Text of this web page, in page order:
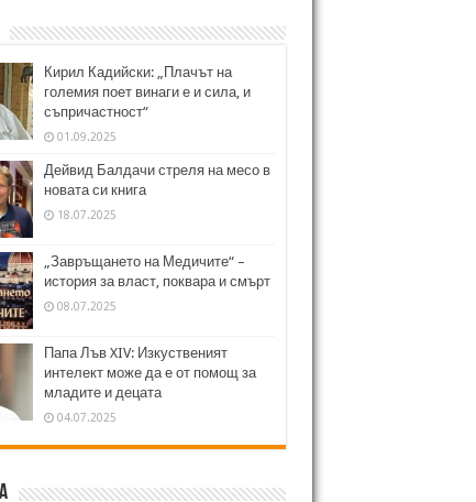
Кирил Кадийски: „Плачът на
големия поет винаги е и сила, и
съпричастност“
01.09.2025
Дейвид Балдачи стреля на месо в
новата си книга
18.07.2025
„Завръщането на Медичите“ –
история за власт, поквара и смърт
08.07.2025
Папа Лъв XIV: Изкуственият
интелект може да е от помощ за
младите и децата
04.07.2025